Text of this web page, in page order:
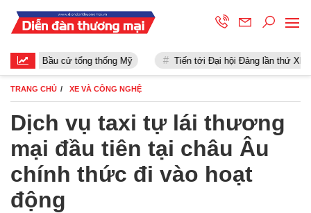
Bầu cử tổng thống Mỹ Tiến tới Đại hội Đảng lần thứ XIII
TRANG CHỦ XE VÀ CÔNG NGHỆ
Dịch vụ taxi tự lái thương
mại đầu tiên tại châu Âu
chính thức đi vào hoạt
động